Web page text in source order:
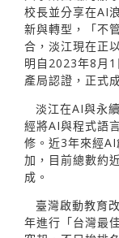
校長並分享在AI
新與轉型，「不
合，淡江現在正
明自2023年8月
產局認證，正式
淡江在AI與永
經將AI與程式語
修。近3年來經
加，目前總數約
成。
臺灣啟動教育
年進行「台灣最